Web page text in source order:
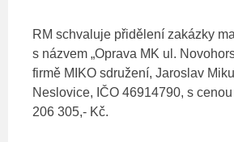
RM schvaluje přidělení zakázky
s názvem „Oprava MK ul.
firmě MIKO sdružení, Jaroslav
Neslovice, IČO 46914790, s
206 305,- Kč.